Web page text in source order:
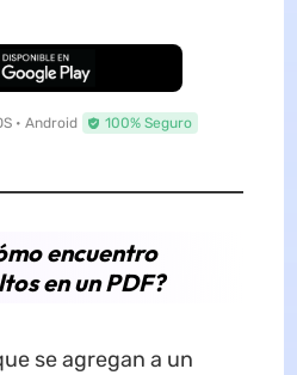
Gratuita
• Android 100% Seguro
encuentro
en un PDF?
se agregan a un